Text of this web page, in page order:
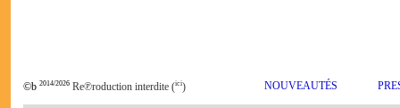
©b 2014/2026 Re℗roduction interdite (ici) NOUVEAUTÉS